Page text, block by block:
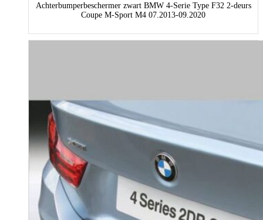
Achterbumperbeschermer zwart BMW 4-Serie Type F32 2-deurs
Coupe M-Sport M4 07.2013-09.2020